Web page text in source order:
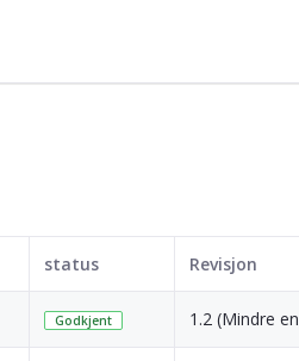
status Revisjon
Godkjent 1.2 (Mindre